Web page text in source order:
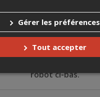
robot ci-bas.
Gérer les préférences
Tout accepter